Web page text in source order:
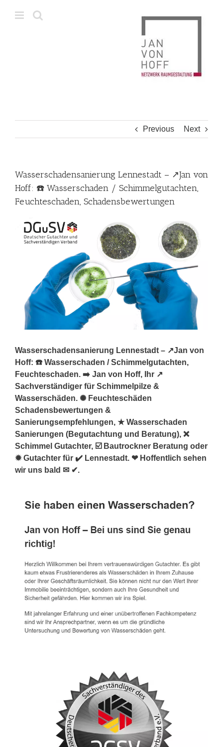
Previous Next
Wasserschadensanierung Lennestadt – ↗️Jan von
Hoff: ☎️ Wasserschaden / Schimmelgutachten,
Feuchteschaden, Schadensbewertungen
Wasserschadensanierung Lennestadt – ↗️Jan von
Hoff: ☎️ Wasserschaden / Schimmelgutachten,
Feuchteschaden. ➡️ Jan von Hoff, Ihr ↗️
Sachverständiger für Schimmelpilze &
Wasserschäden. ✺ Feuchteschäden
Schadensbewertungen &
Sanierungsempfehlungen, ★ Wasserschaden
Sanierungen (Begutachtung und Beratung), ❌
Schimmel Gutachter, ☑️ Bautrockner Beratung oder
✹ Gutachter für ✔️ Lennestadt. ❤ Hoffentlich sehen
wir uns bald ✉ ✔.